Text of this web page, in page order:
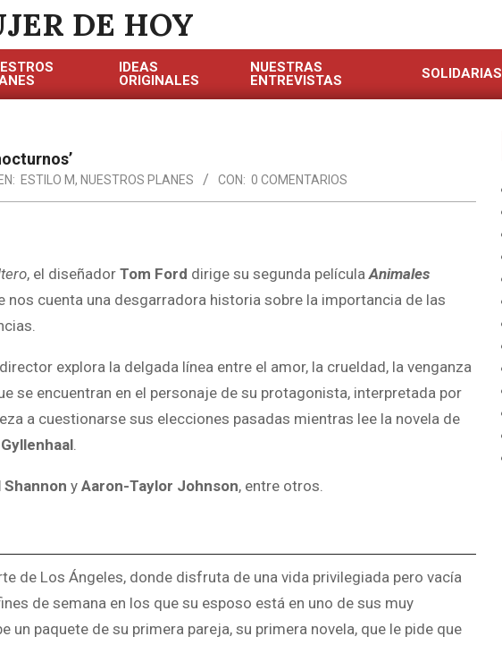
DE HOY
IDEAS
ORIGINALES
NUESTRAS
ENTREVISTAS
SOLIDARIAS
EN: ESTILO M, NUESTROS PLANES CON: 0 COMENTARIOS
, el diseñador Tom Ford dirige su segunda películaAnimales
nos cuenta una desgarradora historia sobre la importancia de las
explora la delgada línea entre el amor, la crueldad, la venganza
se encuentran en el personaje de su protagonista, interpretada por
a cuestionarse sus elecciones pasadas mientras lee la novela de
.
y Aaron-Taylor Johnson, entre otros.
de Los Ángeles, donde disfruta de una vida privilegiada pero vacía
de semana en los que su esposo está en uno de sus muy
un paquete de su primera pareja, su primera novela, que le pide que